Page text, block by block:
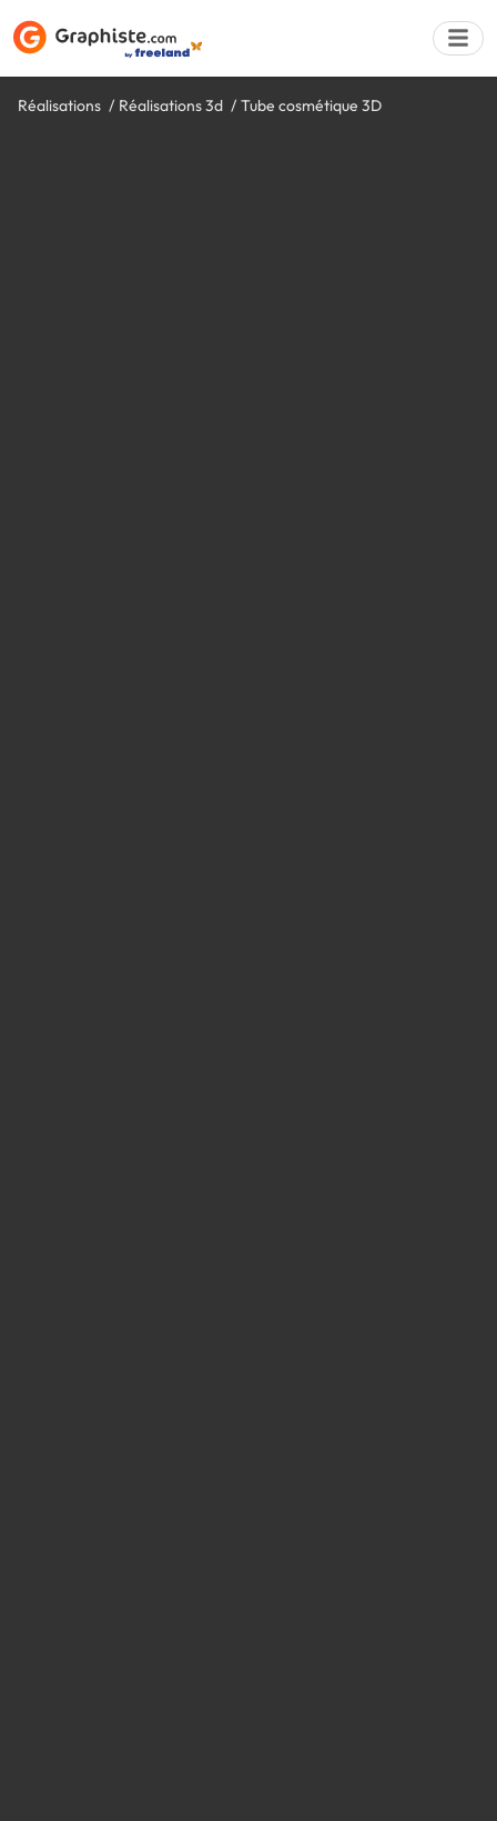
Réalisations Réalisations 3d Tube cosmétique 3D